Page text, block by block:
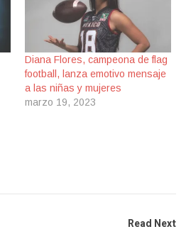
Diana Flores, campeona de flag
football, lanza emotivo mensaje
a las niñas y mujeres
marzo 19, 2023
Read Next